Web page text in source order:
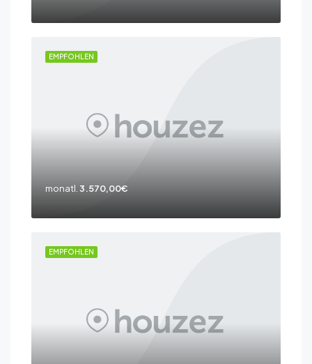
EMPFOHLEN
monatl.3.570,00€
EMPFOHLEN